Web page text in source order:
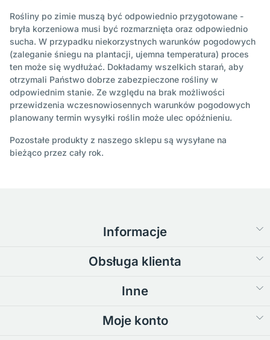
Rośliny po zimie muszą być odpowiednio przygotowane -
bryła korzeniowa musi być rozmarznięta oraz odpowiednio
sucha. W przypadku niekorzystnych warunków pogodowych
(zaleganie śniegu na plantacji, ujemna temperatura) proces
ten może się wydłużać. Dokładamy wszelkich starań, aby
otrzymali Państwo dobrze zabezpieczone rośliny w
odpowiednim stanie. Ze względu na brak możliwości
przewidzenia wczesnowiosennych warunków pogodowych
planowany termin wysyłki roślin może ulec opóźnieniu.
Pozostałe produkty z naszego sklepu są wysyłane na
bieżąco przez cały rok.
Informacje
Obsługa klienta
Inne
Moje konto